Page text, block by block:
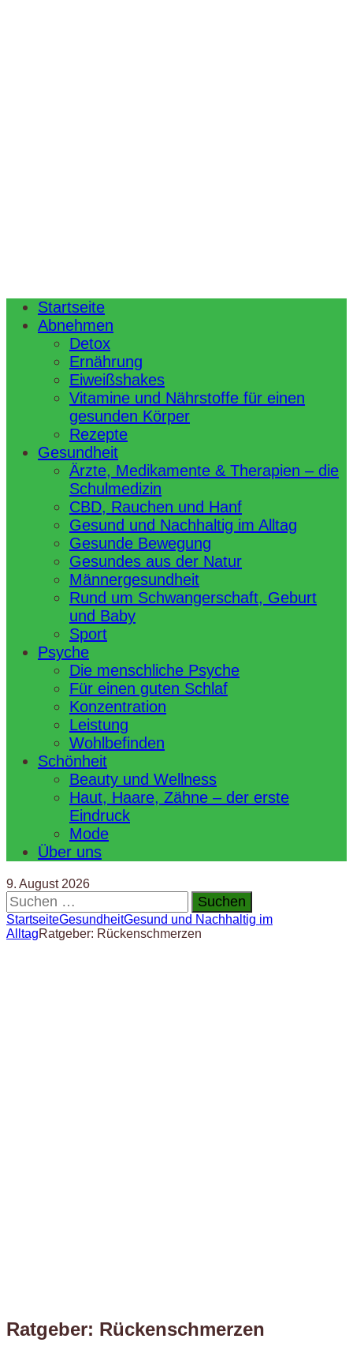
Startseite
Abnehmen
Detox
Ernährung
Eiweißshakes
Vitamine und Nährstoffe für einen
gesunden Körper
Rezepte
Gesundheit
Ärzte, Medikamente & Therapien – die
Schulmedizin
CBD, Rauchen und Hanf
Gesund und Nachhaltig im Alltag
Gesunde Bewegung
Gesundes aus der Natur
Männergesundheit
Rund um Schwangerschaft, Geburt
und Baby
Sport
Psyche
Die menschliche Psyche
Für einen guten Schlaf
Konzentration
Leistung
Wohlbefinden
Schönheit
Beauty und Wellness
Haut, Haare, Zähne – der erste
Eindruck
Mode
Über uns
9. August 2026
Suchen
nach:
StartseiteGesundheitGesund und Nachhaltig im
AlltagRatgeber: Rückenschmerzen
Ratgeber: Rückenschmerzen